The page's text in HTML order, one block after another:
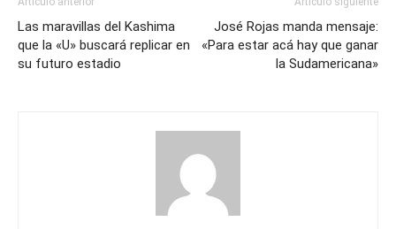
Las maravillas del Kashima
que la «U» buscará replicar en
su futuro estadio
José Rojas manda mensaje:
«Para estar acá hay que ganar
la Sudamericana»